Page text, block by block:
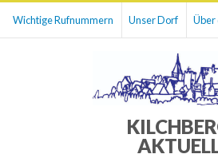
Wichtige Rufnummern Unser Dorf Über